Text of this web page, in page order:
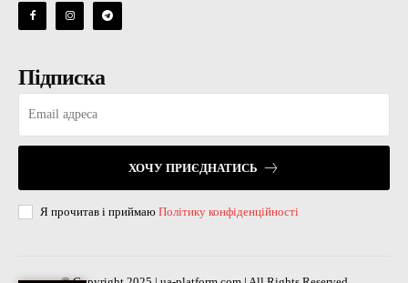
Підписка
ХОЧУ ПРИЄДНАТИСЬ
Я прочитав і приймаю Політику конфіденційності